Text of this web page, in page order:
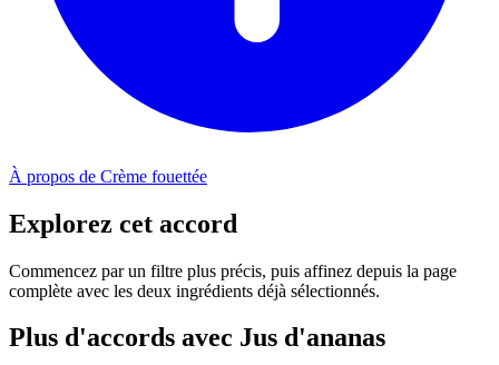
À propos de Crème fouettée
Explorez cet accord
Commencez par un filtre plus précis, puis affinez depuis la page
complète avec les deux ingrédients déjà sélectionnés.
Plus d'accords avec Jus d'ananas